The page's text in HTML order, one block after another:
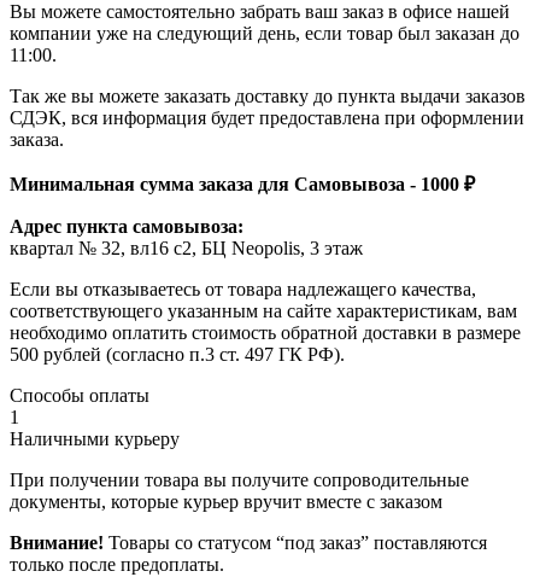
Вы можете самостоятельно забрать ваш заказ в офисе нашей
компании уже на следующий день, если товар был заказан до
11:00.
Так же вы можете заказать доставку до пункта выдачи заказов
СДЭК, вся информация будет предоставлена при оформлении
заказа.
Минимальная сумма заказа для Самовывоза - 1000 ₽
Адрес пункта самовывоза:
квартал № 32, вл16 с2, БЦ Neopolis, 3 этаж
Если вы отказываетесь от товара надлежащего качества,
соответствующего указанным на сайте характеристикам, вам
необходимо оплатить стоимость обратной доставки в размере
500 рублей (согласно п.3 ст. 497 ГК РФ).
Способы оплаты
1
Наличными курьеру
При получении товара вы получите сопроводительные
документы, которые курьер вручит вместе с заказом
Внимание! Товары со статусом “под заказ” поставляются
только после предоплаты.